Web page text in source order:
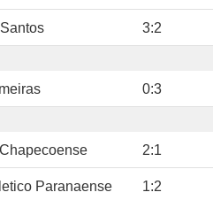
3:2
0:3
2:1
Paranaense 1:2